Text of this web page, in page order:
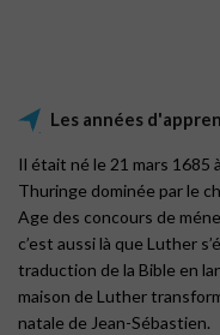
Les années
Il était né le 21 mars 1685
Thuringe dominée par le
Age des concours de
c’est aussi là que Luther
traduction de la Bible en
maison de Luther
natale de Jean-Sébastien.